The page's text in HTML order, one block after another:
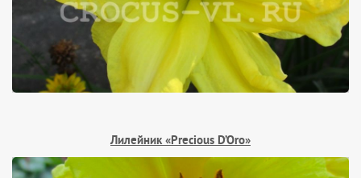
Лилейник «Precious D’Oro»